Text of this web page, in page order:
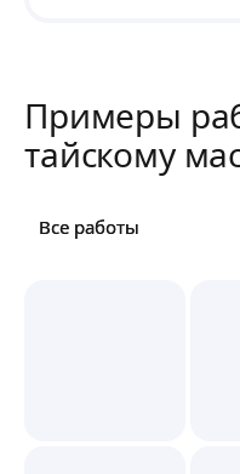
физиологии
Примеры
тайскому
Все работы
Все работы